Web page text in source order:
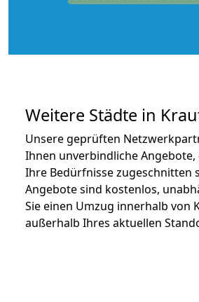
Weitere Städte in
Unsere geprüften
Ihnen unverbindliche Angebote,
Ihre Bedürfnisse zugeschnitten
Angebote sind kostenlos,
Sie einen Umzug innerhalb von
außerhalb Ihres aktuellen